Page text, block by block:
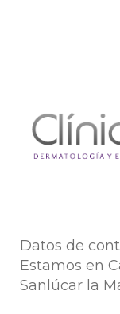
Datos de
Estamos en
Sanlúcar la